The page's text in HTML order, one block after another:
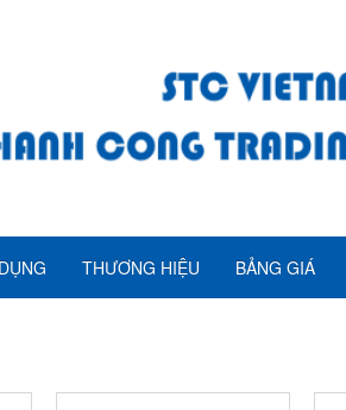
THƯƠNG HIỆU BẢNG GIÁ